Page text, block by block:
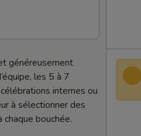
généreusement
les 5 à 7
internes ou
à sélectionner des
bouchée.